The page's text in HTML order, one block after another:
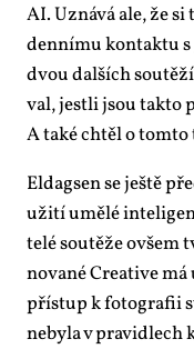
AI. Uzná­vá ale, že
den­ní­mu kon­tak­tu s
dvou dal­ších
val, jest­li jsou tak­to
A ta­ké chtěl o
El­dag­sen se ješ­tě
u­ži­tí umě­lé
te­lé sou­tě­že ovšem
no­va­né Cre­a­ti­ve
pří­stup k fo­to­gra­fii
ne­by­la v pra­vi­dlech